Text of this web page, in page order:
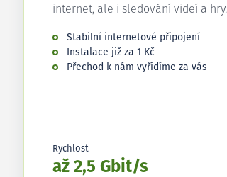
internet, ale i sledování videí a hry.
Stabilní internetové připojení
Instalace již za 1 Kč
Přechod k nám vyřídíme za vás
Rychlost
až 2,5 Gbit/s